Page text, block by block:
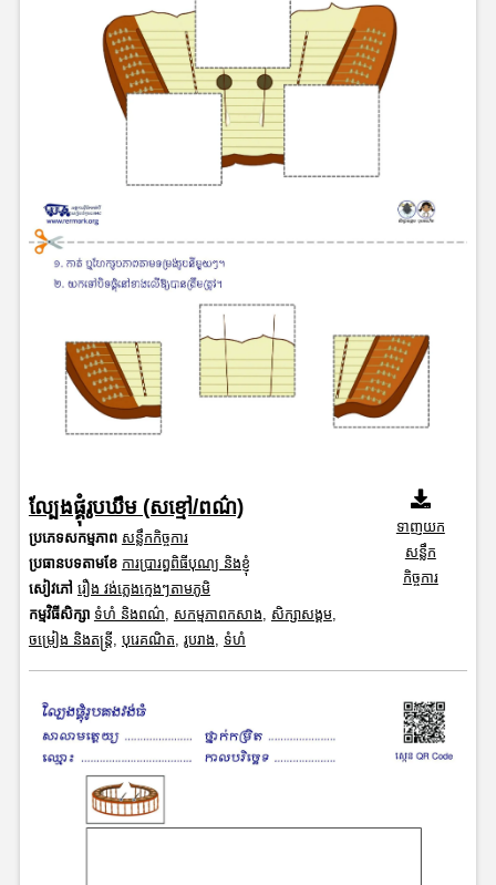
ល្បែងផ្គុំរូបឃឹម (សខ្មៅ/ពណ៌)
ប្រភេទសកម្មភាព សន្លឹកកិច្ចការ
ប្រធានបទតាមខែ ការប្រារព្ធពិធីបុណ្យ និងខ្ញុំ
សៀវភៅ រឿង វង់ភ្លេងក្មេងៗតាមភូមិ
កម្មវិធីសិក្សា ទំហំ និងពណ៌ សកម្មភាពកសាង សិក្សាសង្គម,
ចម្រៀង និងតន្ត្រី បុរេគណិត រូបរាង ទំហំ
ទាញយក
សន្លឹក
កិច្ចការ